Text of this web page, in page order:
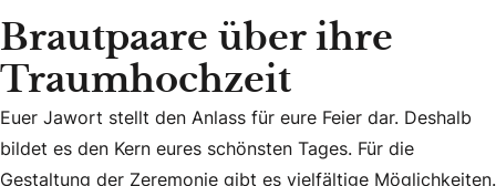
Brautpaare über ihre
Traumhochzeit
Euer Jawort stellt den Anlass für eure Feier dar. Deshalb
Euer Jawort stellt den Anlass für eure Feier dar. Deshalb
bildet es den Kern eures schönsten Tages. Für die
Gestaltung der Zeremonie gibt es vielfältige Möglichkeiten.